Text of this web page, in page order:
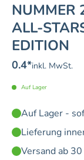
NUMMER
ALL-
EDITION
0.4*inkl. MwSt.
Auf Lager
Auf Lager -
Lieferung
Versand ab